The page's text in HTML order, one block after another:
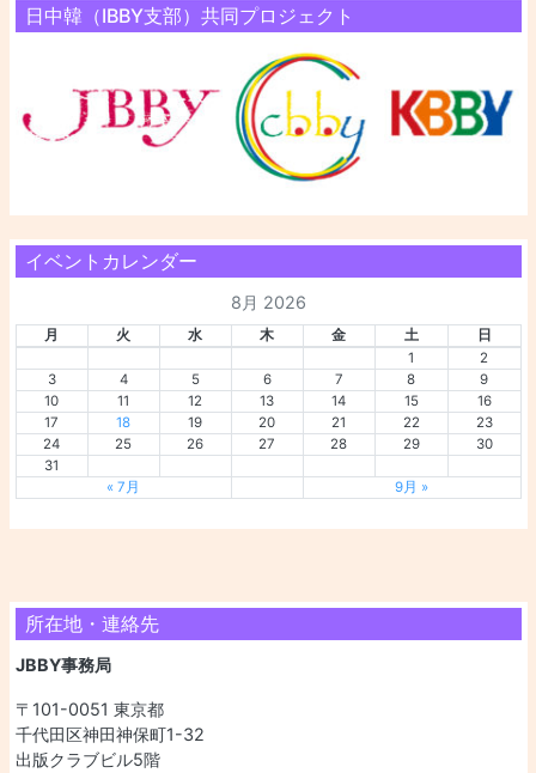
日中韓（IBBY支部）共同プロジェクト
イベントカレンダー
8月 2026
月 火 水 木 金 土
日
1
2
3
4 5 6 7 8
9
10
11 12 13 14 15
16
17
18 19 20 21 22
23
24
25 26 27 28 29
30
31
« 7月
9月 »
所在地・連絡先
JBBY事務局
〒101-0051 東京都
千代田区神田神保町1-32
出版クラブビル5階